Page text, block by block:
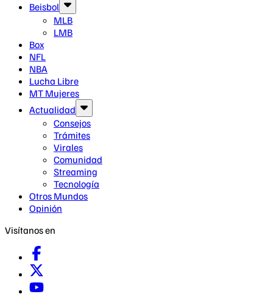
Beisbol
MLB
LMB
Box
NFL
NBA
Lucha Libre
MT Mujeres
Actualidad
Consejos
Trámites
Virales
Comunidad
Streaming
Tecnología
Otros Mundos
Opinión
Visítanos en